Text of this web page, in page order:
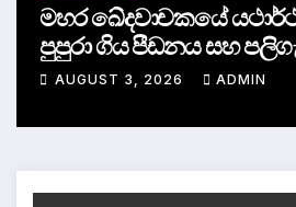
මහර ඛේදවාචකයේ
පුපුරා ගිය පීඩනය සහ
දේශපාලනය
AUGUST 3, 2026 ADMIN